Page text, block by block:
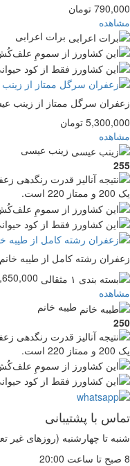
تومان
برات اعرابی
سرگل ممتاز از زینب
تومان
زینب عیسی
رشته کامل از طیبه خانم
1,650,000 تومان
طیبه خانم
با پشتیبانی
تا چهارشنبه (روزهای غیر